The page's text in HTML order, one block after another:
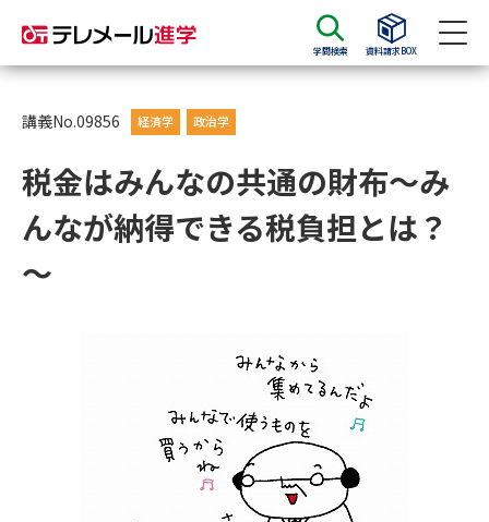
学問検索 資料請求BOX
資料請求
大学・短大の資料種類から請求
大学・短大以外の資料から請求
大学院の資料請求
講義No.09856 経済学 政治学
税金はみんなの共通の財布～み
んなが納得できる税負担とは？
～